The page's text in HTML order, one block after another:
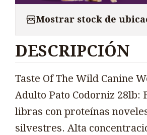
Mostrar stock de
DESCRIPCIÓN
Taste Of The Wild Canine
Adulto Pato Codorniz 28lb:
libras con proteínas
silvestres. Alta